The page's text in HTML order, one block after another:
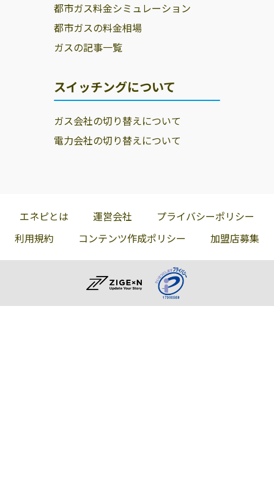
都市ガス料金シミュレーション
都市ガスの料金相場
ガスの記事一覧
スイッチングについて
ガス会社の切り替えについて
電力会社の切り替えについて
エネピとは 運営会社
プライバシーポリシー
利用規約
コンテンツ作成ポリシー 加盟店募集